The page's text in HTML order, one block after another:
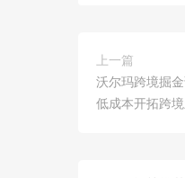
上一篇
沃尔玛跨境掘
低成本开拓跨